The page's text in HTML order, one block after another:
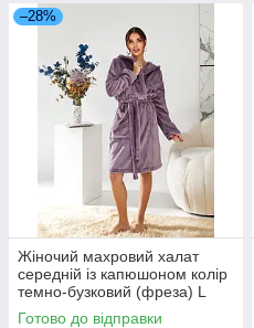
–28%
Жіночий махровий халат
середній із капюшоном колір
темно-бузковий (фреза) L
розмір 48
Готово до відправки